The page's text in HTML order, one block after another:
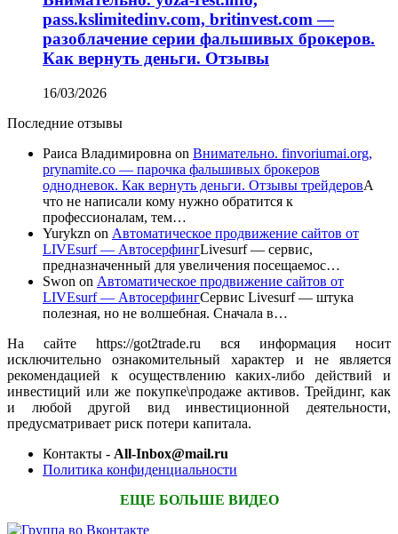
pass.kslimitedinv.com, britinvest.com —
разоблачение серии фальшивых брокеров.
Как вернуть деньги. Отзывы
16/03/2026
Последние отзывы
Раиса Владимировна on Внимательно. finvoriumai.org,
prynamite.co — парочка фальшивых брокеров
однодневок. Как вернуть деньги. Отзывы трейдеровА
что не написали кому нужно обратится к
профессионалам, тем…
Yurykzn on Автоматическое продвижение сайтов от
LIVEsurf — АвтосерфингLivesurf — сервис,
предназначенный для увеличения посещаемос…
Swon on Автоматическое продвижение сайтов от
LIVEsurf — АвтосерфингСервис Livesurf — штука
полезная, но не волшебная. Сначала в…
На сайте https://got2trade.ru вся информация носит
исключительно ознакомительный характер и не является
рекомендацией к осуществлению каких-либо действий и
инвестиций или же покупке\продаже активов. Трейдинг, как
и любой другой вид инвестиционной деятельности,
предусматривает риск потери капитала.
Контакты - All-Inbox@mail.ru
Политика конфиденциальности
ЕЩЕ БОЛЬШЕ ВИДЕО